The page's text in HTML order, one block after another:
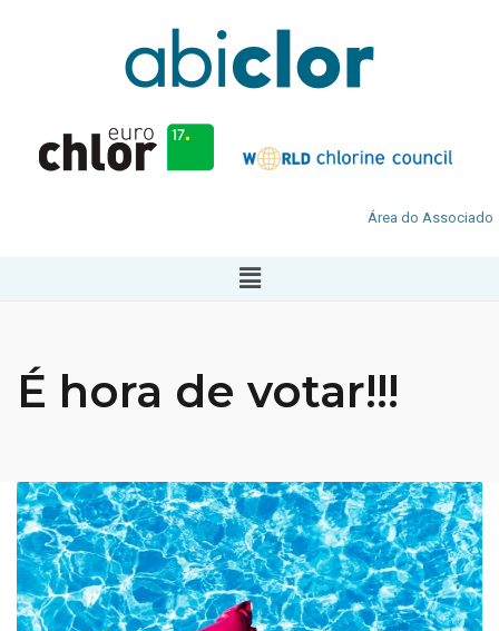
Área do Associado
É hora de votar!!!